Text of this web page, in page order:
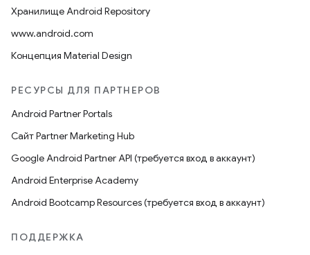
Хранилище Android Repository
www.android.com
Концепция Material Design
РЕСУРСЫ ДЛЯ ПАРТНЕРОВ
Android Partner Portals
Сайт Partner Marketing Hub
Google Android Partner API (требуется вход в аккаунт)
Android Enterprise Academy
Android Bootcamp Resources (требуется вход в аккаунт)
ПОДДЕРЖКА